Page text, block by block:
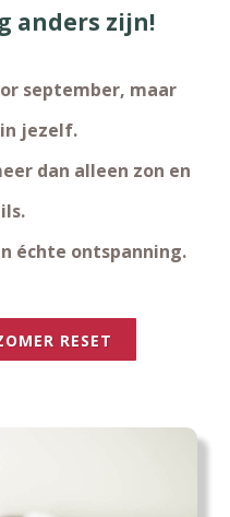
anders zijn!
september, maar
jezelf.
dan alleen zon en
échte ontspanning.
RESET